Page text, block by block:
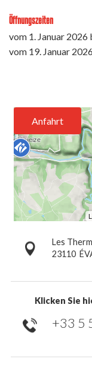
Öffnungszeiten
vom 1. Januar 2026
vom 19. Januar
Anfahrt
Les
23110
Klicken Sie
+33 5